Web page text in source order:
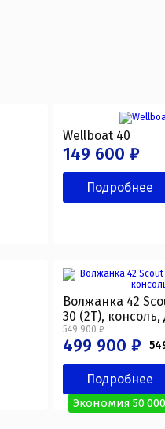
Wellboat 40
149 600 ₽
Подробнее
Волжанка 42
30 (2T), консоль,
549 900 ₽
499 900 ₽
Экономия 50
Подробнее